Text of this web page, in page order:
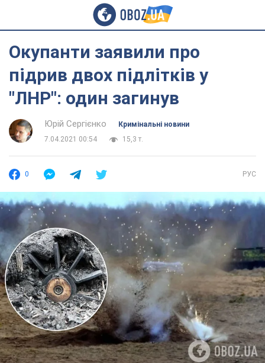
Окупанти заявили про
підрив двох підлітків у
"ЛНР": один загинув
Юрій Сергієнко
Кримінальні новини
7.04.2021 00:54
15,3 т.
0 РУС